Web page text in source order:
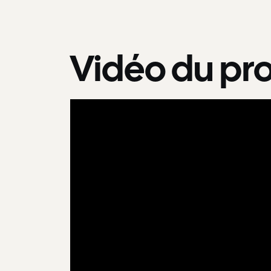
Vidéo du